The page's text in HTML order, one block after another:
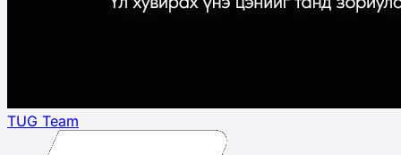
TUG Team